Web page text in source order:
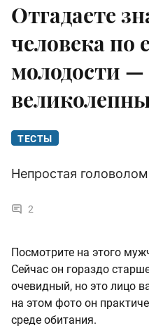
Отгадаете
человека по
молодости
ТЕСТЫ
Непростая
2
Посмотрите на этого
Сейчас он гораздо
очевидный, но это лицо
на этом фото он
среде обитания.